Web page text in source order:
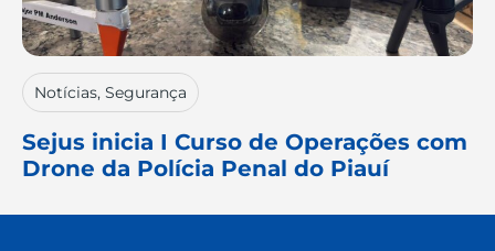
Notícias, Segurança
Sejus inicia I Curso de Operações com
Drone da Polícia Penal do Piauí